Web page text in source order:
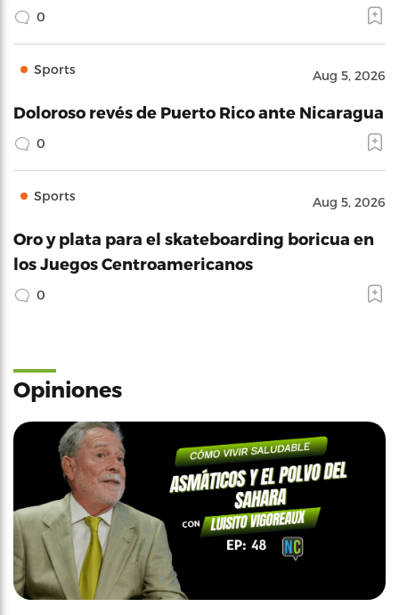
0
Sports Aug 5, 2026
Doloroso revés de Puerto Rico ante Nicaragua
0
Sports Aug 5, 2026
Oro y plata para el skateboarding boricua en
los Juegos Centroamericanos
0
Opiniones